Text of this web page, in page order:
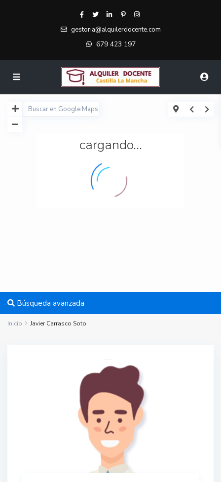
gestoria@alquilerdocente.com
679 423 197
cargando...
Búsqueda avanzada
Inicio Javier Carrasco Soto